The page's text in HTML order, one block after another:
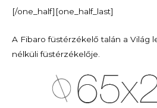
[/one_half][one_half_last]
A Fibaro füstérzékelő talán a Világ
nélküli füstérzékelője.